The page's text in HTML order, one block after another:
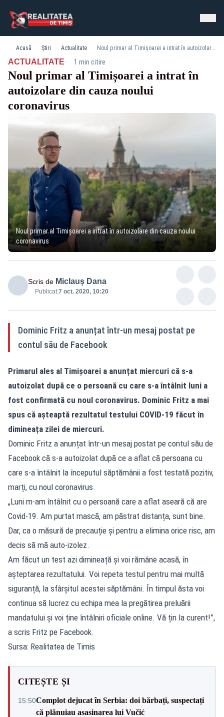
Acasă Știri Actualitate Noul primar al Timișoarei a intrat în autoizolare din cauza noului coronavirus
ACTUALITATE· 1 min citire
Noul primar al Timișoarei a intrat în
autoizolare din cauza noului
coronavirus
Noul primar al Timișoarei a intrat în autoizolare din cauza noului
coronavirus
Scris de Miclauș Dana
Publicat:7 oct. 2020, 10:20
Dominic Fritz a anunțat într-un mesaj postat pe
contul său de Facebook
Primarul ales al Timișoarei a anunțat miercuri că s-a
autoizolat după ce o persoană cu care s-a întâlnit luni a
fost confirmată cu noul coronavirus. Dominic Fritz a mai
spus că așteaptă rezultatul testului COVID-19 făcut în
dimineața zilei de miercuri.
Dominic Fritz a anunțat într-un mesaj postat pe contul său de
Facebook că s-a autoizolat după ce a aflat că persoana cu
care s-a întâlnit la începutul săptămânii a fost testată pozitiv,
marți, cu noul coronavirus.
„Luni m-am întâlnit cu o persoană care a aflat aseară că are
Covid-19. Am purtat mască, am păstrat distanța, sunt bine.
Dar, ca o măsură de precauție și pentru a elimina orice risc, am
decis să mă auto-izolez.
Am făcut un test azi dimineață și voi rămâne acasă, în
așteptarea rezultatului. Voi repeta testul pentru mai multă
siguranță, la sfârșitul acestei săptămâni. În timpul ăsta voi
continua să lucrez cu echipa mea la pregătirea preluării
mandatului și voi ține întâlniri oficiale online. Vă țin la curent!”,
a scris Fritz pe Facebook.
Sursa: Realitatea de Timis
CITEȘTE ȘI
15:50Complot dejucat în Serbia: doi bărbați, suspectați
că plănuiau asasinarea lui Vučić